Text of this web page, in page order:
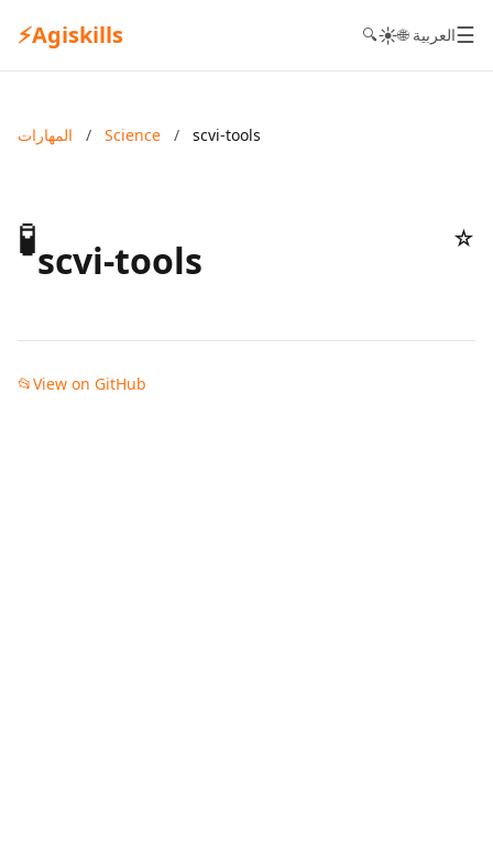
⚡Agiskills 🔍☀️ 🌐 العربية☰
المهارات / Science / scvi-tools
🧪scvi-tools ☆
📂View on GitHub